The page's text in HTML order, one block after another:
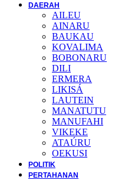
DAERAH
AILEU
AINARU
BAUKAU
KOVALIMA
BOBONARU
DILI
ERMERA
LIKISÁ
LAUTEIN
MANATUTU
MANUFAHI
VIKEKE
ATAÚRU
OEKUSI
POLITIK
PERTAHANAN